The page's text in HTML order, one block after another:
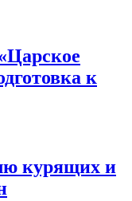
к
курящих и